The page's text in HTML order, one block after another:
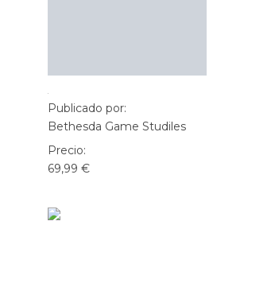
Publicado por:
Bethesda Game Studiles
Precio:
69,99 €